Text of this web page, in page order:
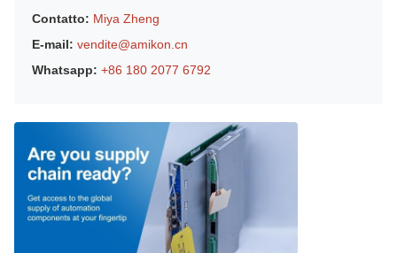
Contatto: Miya Zheng
E-mail: vendite@amikon.cn
Whatsapp: +86 180 2077 6792